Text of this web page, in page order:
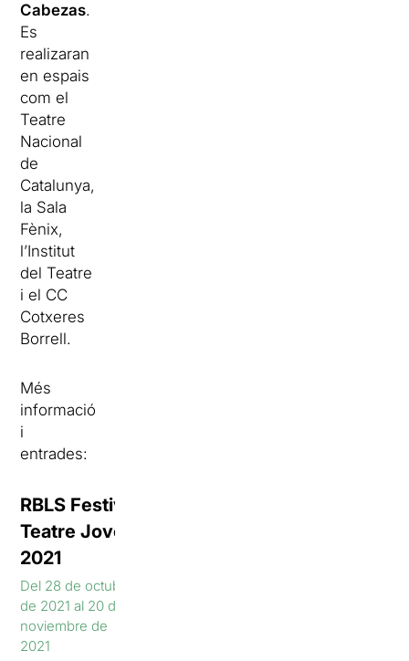
Cabezas.
Es
realizaran
en espais
com el
Teatre
Nacional
de
Catalunya,
la Sala
Fènix,
l’Institut
del Teatre
i el CC
Cotxeres
Borrell.
Més
informació
i
entrades:
RBLS Festival
Teatre Jove
2021
Del 28 de octubre
de 2021 al 20 de
noviembre de
2021